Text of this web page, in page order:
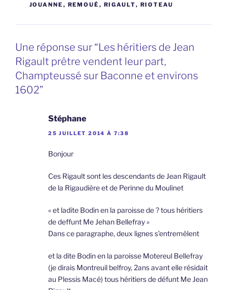
JOUANNE , REMOUÉ , RIGAULT, RIOTEAU
Une réponse sur “Les héritiers de Jean
Rigault prêtre vendent leur part,
Champteussé sur Baconne et environs
1602”
Stéphane
25 JUILLET 2014 À 7:38
Bonjour
Ces Rigault sont les descendants de Jean Rigault
de la Rigaudière et de Perinne du Moulinet
« et ladite Bodin en la paroisse de ? tous héritiers
de deffunt Me Jehan Bellefray »
Dans ce paragraphe, deux lignes s’entremêlent
et la dite Bodin en la paroisse Motereul Bellefray
(je dirais Montreuil belfroy, 2ans avant elle résidait
au Plessis Macé) tous héritiers de défunt Me Jean